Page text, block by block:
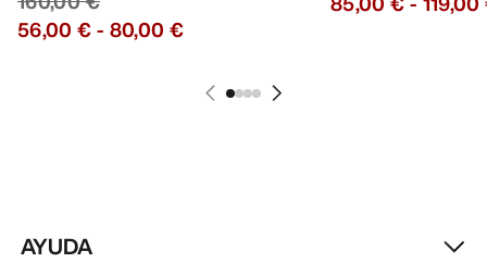
56,00 €- 80,00 €
AYUDA